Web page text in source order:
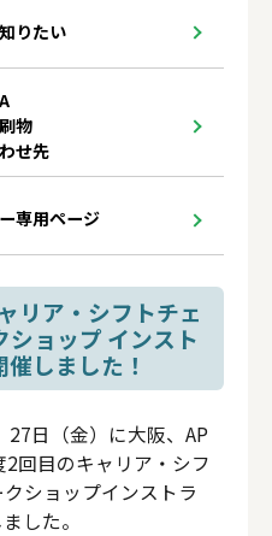
りたい
物
せ先
専用ページ
リア・シフトチェ
ョップ インスト
しました！
日（金）に大阪、AP
2回目のキャリア・シフ
ショップインストラ
した。